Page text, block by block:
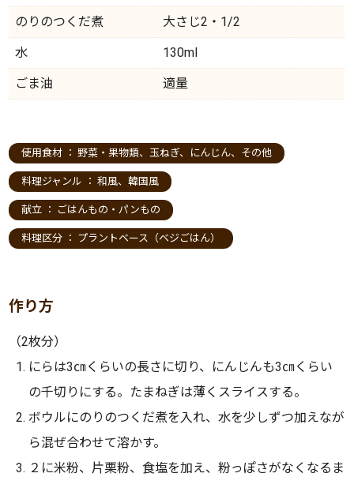
のりのつくだ煮 大さじ2・1/2
水 130ml
ごま油 適量
使用食材 ：野菜・果物類、玉ねぎ、 にんじん、 その他
料理ジャンル ：和風、韓国風
献立 ： ごはんもの・パンもの
料理区分 ： プラントベース（ベジごはん）
作り方
（2枚分）
にらは3㎝くらいの長さに切り、にんじんも3㎝くらい
の千切りにする。たまねぎは薄くスライスする。
ボウルにのりのつくだ煮を入れ、水を少しずつ加えなが
ら混ぜ合わせて溶かす。
２に米粉、片栗粉、食塩を加え、粉っぽさがなくなるま